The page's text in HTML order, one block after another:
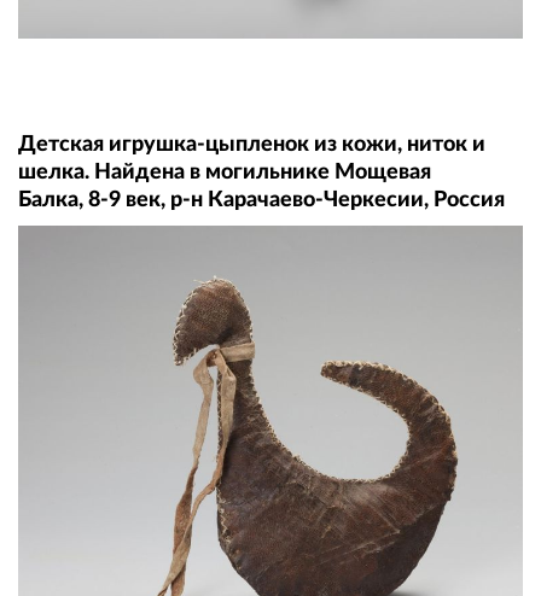
Детская игрушка-цыпленок из кожи, ниток и
шелка. Найдена в могильнике Мощевая
Балка, 8-9 век, р-н Ка­ра­чае­во-Чер­ке­сии, Рос­сия